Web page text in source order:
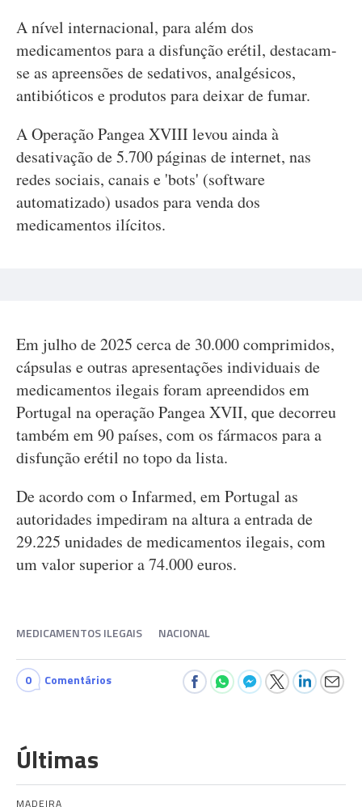
A nível internacional, para além dos
medicamentos para a disfunção erétil, destacam-
se as apreensões de sedativos, analgésicos,
antibióticos e produtos para deixar de fumar.
A Operação Pangea XVIII levou ainda à
desativação de 5.700 páginas de internet, nas
redes sociais, canais e 'bots' (software
automatizado) usados para venda dos
medicamentos ilícitos.
Em julho de 2025 cerca de 30.000 comprimidos,
cápsulas e outras apresentações individuais de
medicamentos ilegais foram apreendidos em
Portugal na operação Pangea XVII, que decorreu
também em 90 países, com os fármacos para a
disfunção erétil no topo da lista.
De acordo com o Infarmed, em Portugal as
autoridades impediram na altura a entrada de
29.225 unidades de medicamentos ilegais, com
um valor superior a 74.000 euros.
MEDICAMENTOS ILEGAIS NACIONAL
0 Comentários
Últimas
MADEIRA